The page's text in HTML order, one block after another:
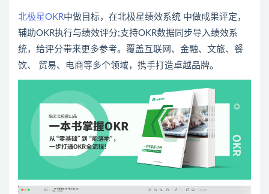
北极星OKR中做目标，在北极星绩效系统 中做成果评定，
辅助OKR执行与绩效评分;支持OKR数据同步导入绩效系
统，给评分带来更多参考。覆盖互联网、金融、文旅、餐
饮、 贸易、电商等多个领域，携手打造卓越品牌。